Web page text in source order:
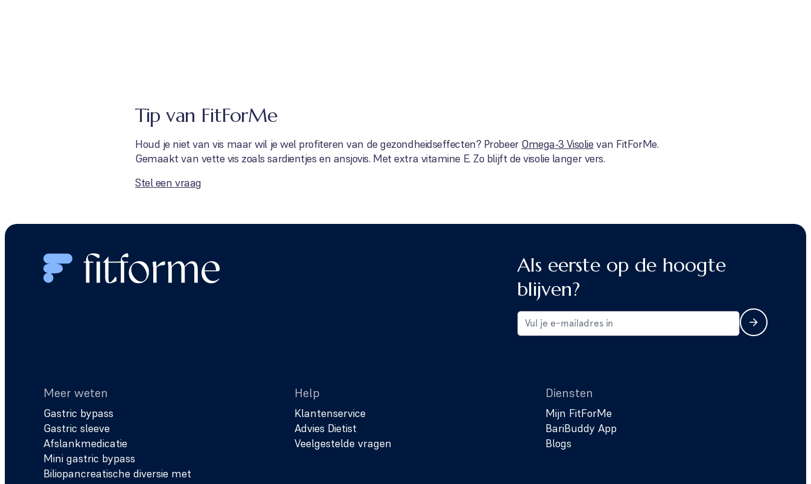
Tip van FitForMe
Houd je niet van vis maar wil je wel profiteren van de gezondheidseffecten? Probeer Omega-3 Visolievan FitForMe.
Gemaakt van vette vis zoals sardientjes en ansjovis. Met extra vitamine E. Zo blijft de visolie langer vers.
Stel een vraag
Als eerste op de hoogte
blijven?
Meer weten
Gastric bypass
Gastric sleeve
Afslankmedicatie
Mini gastric bypass
Biliopancreatische diversie met
Help
Klantenservice
Advies Dietist
Veelgestelde vragen
Diensten
Mijn FitForMe
BariBuddy App
Blogs